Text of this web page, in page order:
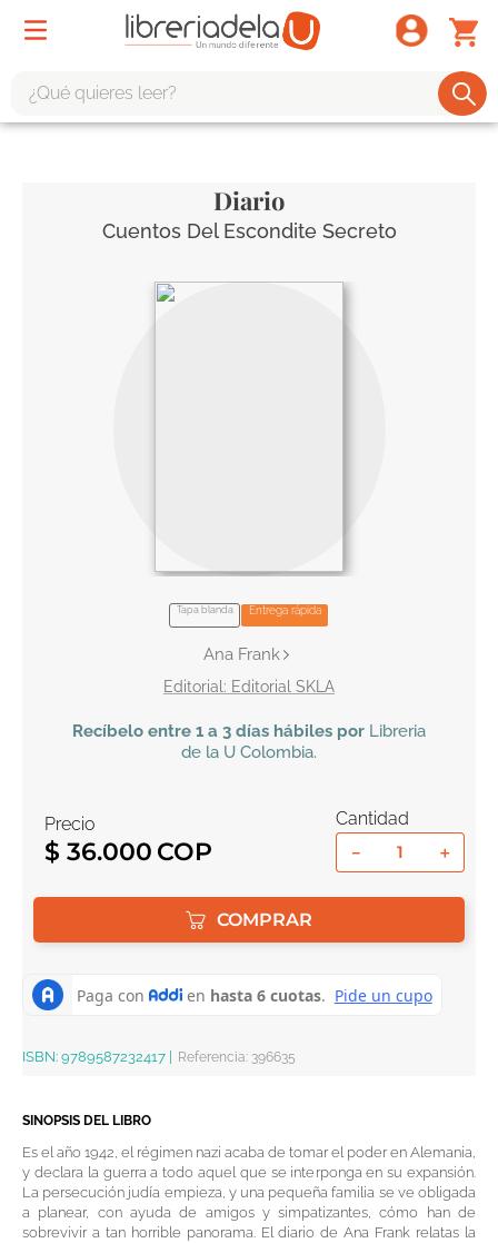
Diario
Cuentos Del Escondite Secreto
Tapa blanda Entrega rápida
Ana Frank
Editorial SKLA
Recíbelo entre 1 a 3 días hábiles por Libreria
de la U Colombia.
Precio
$ 36.000
Cantidad
＋
－
COMPRAR
ISBN: 9789587232417 Referencia: 396635
SINOPSIS DEL LIBRO
Es el año 1942, el régimen nazi acaba de tomar el poder en Alemania,
y declara la guerra a todo aquel que se interponga en su expansión.
La persecución judía empieza, y una pequeña familia se ve obligada
a planear, con ayuda de amigos y simpatizantes, cómo han de
sobrevivir a tan horrible panorama. El diario de Ana Frank relatas la
tote bag -